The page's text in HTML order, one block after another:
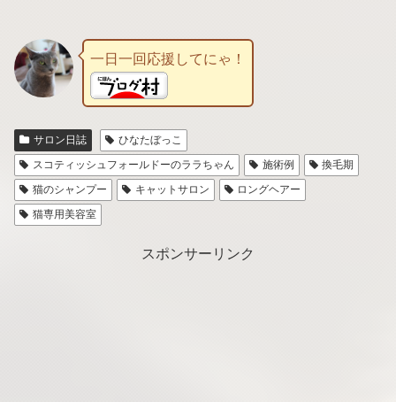
一日一回応援してにゃ！
サロン日誌
ひなたぼっこ
スコティッシュフォールドーのララちゃん
施術例
換毛期
猫のシャンプー
キャットサロン
ロングヘアー
猫専用美容室
スポンサーリンク